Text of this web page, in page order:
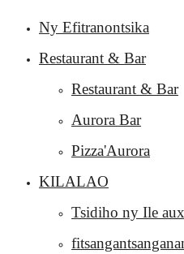
Ny Efitranontsika
Restaurant & Bar
Restaurant & Bar
Aurora Bar
Pizza'Aurora
KILALAO
Tsidiho ny Ile